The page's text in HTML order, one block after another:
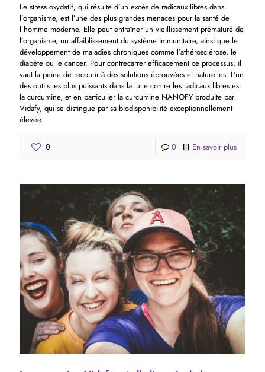
Le stress oxydatif, qui résulte d’un excès de radicaux libres dans
l’organisme, est l’une des plus grandes menaces pour la santé de
l’homme moderne. Elle peut entraîner un vieillissement prématuré de
l’organisme, un affaiblissement du système immunitaire, ainsi que le
développement de maladies chroniques comme l’athérosclérose, le
diabète ou le cancer. Pour contrecarrer efficacement ce processus, il
vaut la peine de recourir à des solutions éprouvées et naturelles. L'un
des outils les plus puissants dans la lutte contre les radicaux libres est
la curcumine, et en particulier la curcumine NANOFY produite par
Vidafy, qui se distingue par sa biodisponibilité exceptionnellement
élevée.
0 0 En savoir plus